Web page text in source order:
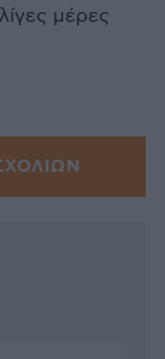
μέρες